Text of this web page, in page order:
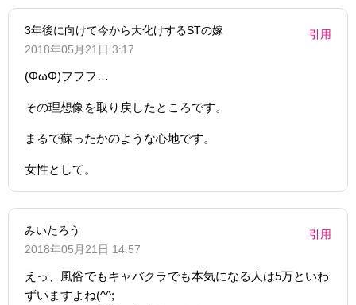
3年後に向けて今から大化けするSTの嫁
2018年05月21日 3:17
引用
(ΦωΦ)フフフ…
その理想像を取り戻したところです。
まるで蘇ったかのような心地です。
女性として。
みいたろう
2018年05月21日 14:57
引用
えっ、風俗でもキャバクラでも本気になる人は5万といわ
ずいますよね(^^;